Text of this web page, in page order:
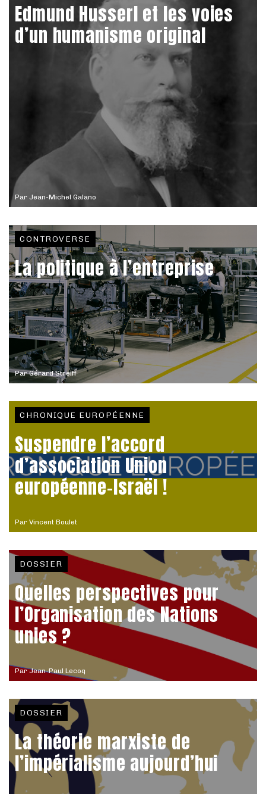
Par Jean-Michel Galano
Edmund Husserl et les voies
d’un humanisme original
ParGérard Streiff
CONTROVERSE
La politique à l’entreprise
Par Vincent Boulet
CHRONIQUE EUROPÉENNE
Suspendre l’accord
d’association Union
européenne-Israël !
ParJean-Paul Lecoq
DOSSIER
Quelles perspectives pour
l’Organisation des Nations
unies ?
DOSSIER
La théorie marxiste de
l’impérialisme aujourd’hui